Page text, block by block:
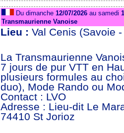
Du dimanche 12/07/2026au samedi
Transmaurienne Vanoise
Lieu : Val Cenis
La Transmaurienne
7 jours de pur VTT en
plusieurs formules au
duo), Mode Rando ou
Contact : LVO
Adresse : Lieu-dit Le
74410 St Jorioz